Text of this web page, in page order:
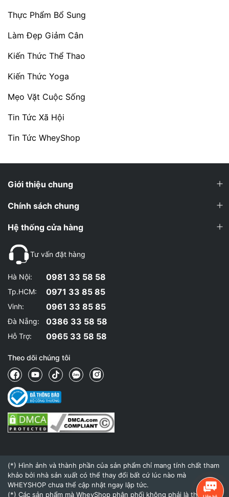
Thực Phẩm Bổ Sung
Làm Đẹp Giảm Cân
Kiến Thức Thể Thao
Kiến Thức Yoga
Mẹo Vặt Cuộc Sống
Tin Tức Xã Hội
Tin Tức WheyShop
Giới thiệu chung
Chính sách chung
Hệ thống cửa hàng
Tư vấn đặt hàng
Hà Nội: 0981 33 58 58
Tp.HCM: 0971 33 85 85
Vinh: 0961 33 85 85
Đà Nẵng: 0386 33 58 58
Hỗ Trợ: 0965 33 58 58
Theo dõi chúng tôi
(*) Hình ảnh và thành phần của sản phẩm chỉ mang tính chất tham
khảo bởi nhà sản xuất có thể thay đổi bất cứ lúc nào mà
WHEYSHOP chưa thể cập nhật ngay lập tức.
(*) Các sản phẩm mà WheyShop phân phối không phải là thuốc và